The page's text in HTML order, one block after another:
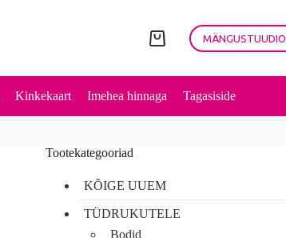
Shopping
Kinkekaart Imehea hinnaga Tagasiside
Tootekategooriad
KÕIGE UUEM
TÜDRUKUTELE
Bodid